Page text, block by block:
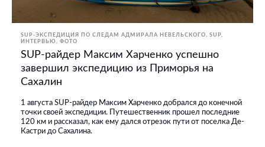
SUP-ЭКСПЕДИЦИЯ ПО СЛЕДАМ АДМИРАЛА НЕВЕЛЬСКОГО
SUP
ИНТЕРВЬЮ
ФОТО
SUP-райдер Максим Харченко успешно
завершил экспедицию из Приморья на
Сахалин
1 августа SUP-райдер Максим Харченко добрался до конечной
точки своей экспедиции. Путешественник прошел последние
120 км и рассказал, как ему дался отрезок пути от поселка Де-
Кастри до Сахалина.